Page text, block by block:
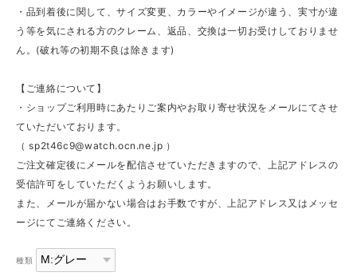
・品到着後に関して、サイズ変更、カラーやイメージが違う、実寸が違
う等を気にされる方のクレーム、返品、交換は一切お受けしておりませ
ん。(破れ等の初期不良は除きます)
【ご連絡について】
・ショップご利用時にあたりご案内やお取り寄せ状況をメールにてさせ
ていただいております。
（sp2t46c9@watch.ocn.ne.jp ）
ご注文確定後にメールを配信させていただきますので、上記アドレスの
受信許可をしていただくようお願いします。
また、メールが届かない場合はお手数ですが、上記アドレス又はメッセ
ージにてご連絡ください。
種類